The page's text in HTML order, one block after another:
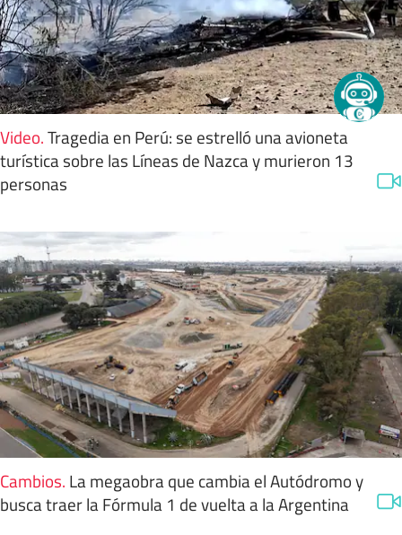
Video.Tragedia en Perú: se estrelló una avioneta
turística sobre las Líneas de Nazca y murieron 13
personas
Cambios. La megaobra que cambia el Autódromo y
busca traer la Fórmula 1 de vuelta a la Argentina